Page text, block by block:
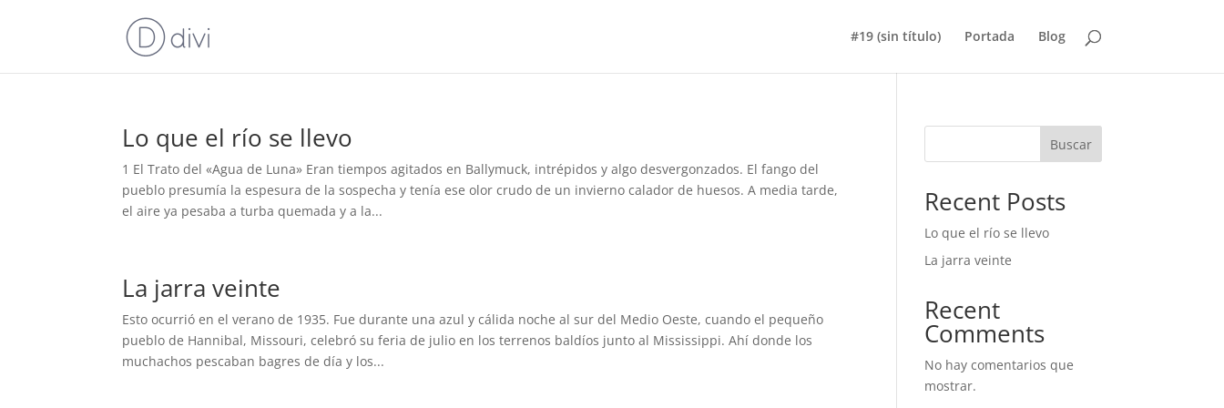
#19 (sin título) Portada Blog
Lo que el río se llevo
1 El Trato del «Agua de Luna» Eran tiempos agitados en Ballymuck, intrépidos y algo desvergonzados. El fango del
pueblo presumía la espesura de la sospecha y tenía ese olor crudo de un invierno calador de huesos. A media tarde,
el aire ya pesaba a turba quemada y a la...
La jarra veinte
Esto ocurrió en el verano de 1935. Fue durante una azul y cálida noche al sur del Medio Oeste, cuando el pequeño
pueblo de Hannibal, Missouri, celebró su feria de julio en los terrenos baldíos junto al Mississippi. Ahí donde los
muchachos pescaban bagres de día y los...
Buscar
Recent Posts
Lo que el río se llevo
La jarra veinte
Recent
Comments
No hay comentarios que
mostrar.